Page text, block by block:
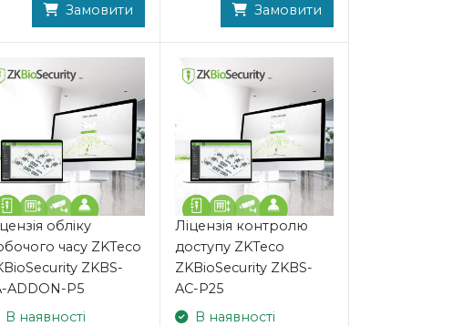
Замовити
Замовити
обліку
часу ZKTeco
ZKBS-
ADDON-P5
В наявності
Ліцензія контролю
доступу ZKTeco
ZKBioSecurity ZKBS-
AC-P25
В наявності